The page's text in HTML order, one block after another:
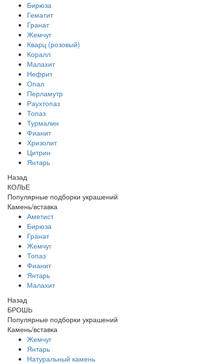
Бирюза
Гематит
Гранат
Жемчуг
Кварц (розовый)
Коралл
Малахит
Нефрит
Опал
Перламутр
Раухтопаз
Топаз
Турмалин
Фианит
Хризолит
Цитрин
Янтарь
Назад
КОЛЬЕ
Популярные подборки украшений
Камень/вставка
Аметист
Бирюза
Гранат
Жемчуг
Топаз
Фианит
Янтарь
Малахит
Назад
БРОШЬ
Популярные подборки украшений
Камень/вставка
Жемчуг
Янтарь
Натуральный камень